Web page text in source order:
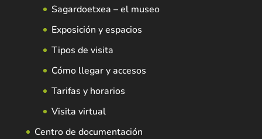
Sagardoetxea – el museo
Exposición y espacios
Tipos de visita
Cómo llegar y accesos
Tarifas y horarios
Visita virtual
Centro de documentación